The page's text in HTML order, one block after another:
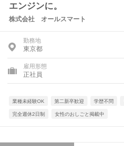
エンジンに。
株式会社 オールスマート
勤務地
東京都
雇用形態
正社員
業種未経験OK 第二新卒歓迎 学歴不問
完全週休2日制 女性のおしごと掲載中